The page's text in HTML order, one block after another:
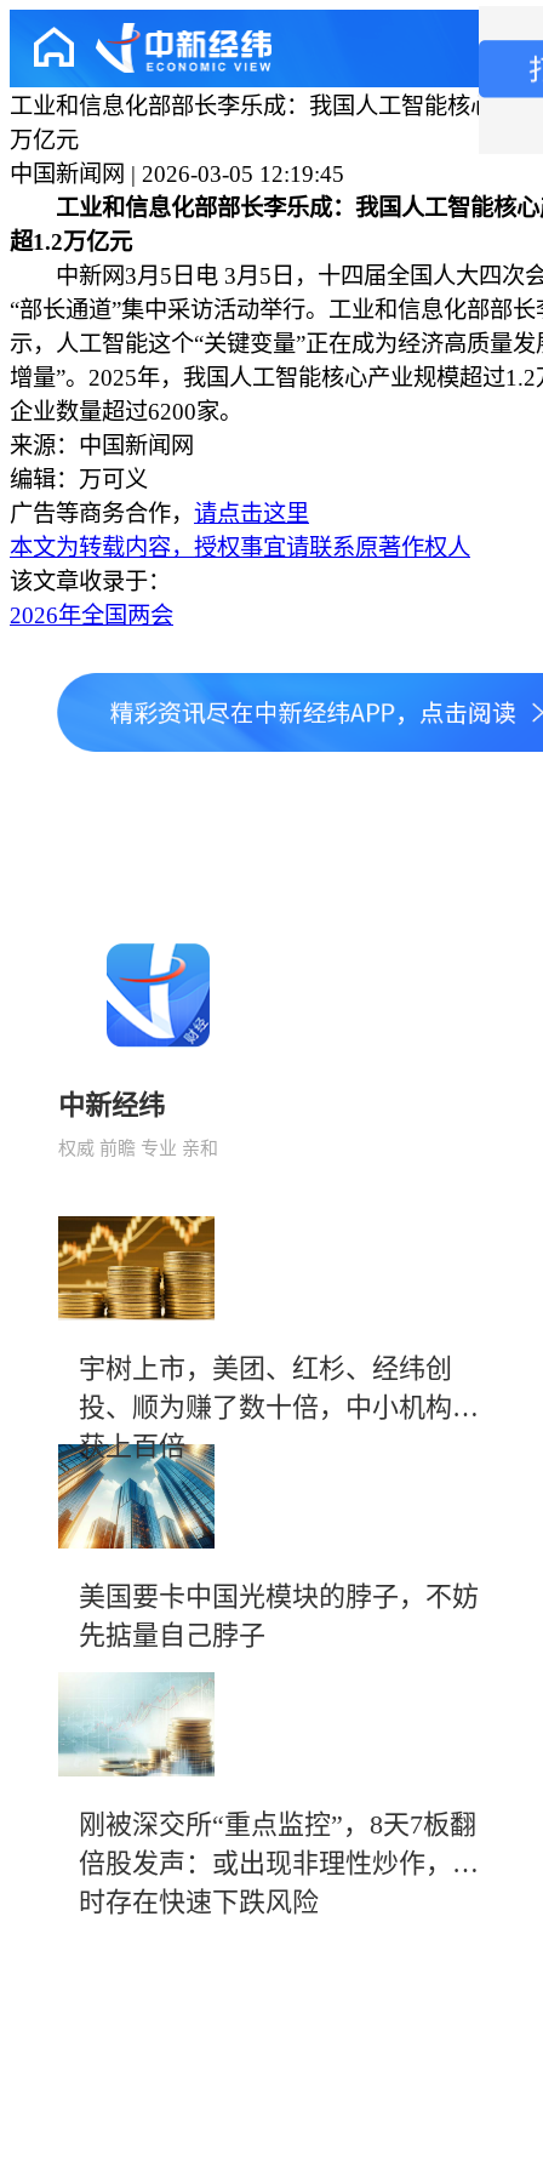
工业和信息化部部长李乐成：我国人工智能核心产
万亿元
中国新闻网 | 2026-03-05 12:19:45
工业和信息化部部长李乐成：我国人工智能核
超1.2万亿元
中新网3月5日电 3月5日，十四届全国人大四次
“部长通道”集中采访活动举行。工业和信息化部部长
示，人工智能这个“关键变量”正在成为经济高质量发
增量”。2025年，我国人工智能核心产业规模超过
企业数量超过6200家。
来源：中国新闻网
编辑：万可义
广告等商务合作， 请点击这里
本文为转载内容，授权事宜请联系原著作权人
该文章收录于：
2026年全国两会
中新经纬
权威 前瞻 专业 亲和
宇树上市，美团、红杉、经纬创
投、顺为赚了数十倍，中小机构斩
获上百倍
美国要卡中国光模块的脖子，不妨
先掂量自己脖子
刚被深交所“重点监控”，8天7板翻
倍股发声：或出现非理性炒作，随
时存在快速下跌风险